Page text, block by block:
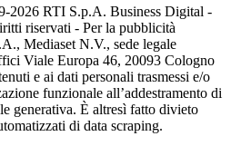
2026 RTI S.p.A. Business Digital -
riservati - Per la pubblicità
Mediaset N.V., sede legale
Viale Europa 46, 20093 Cologno
e ai dati personali trasmessi e/o
funzionale all’addestramento di
generativa. È altresì fatto divieto
di data scraping.